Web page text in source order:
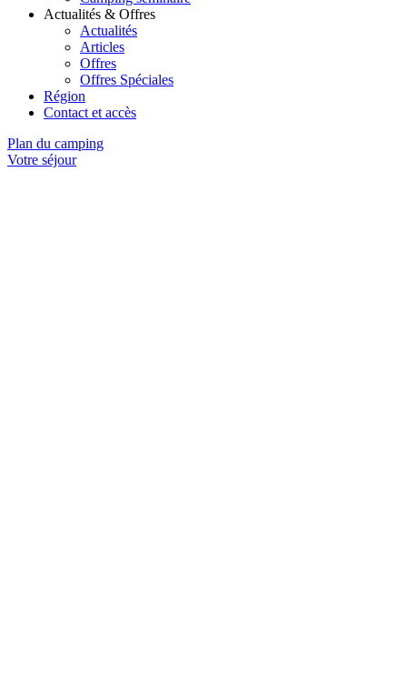
Actualités & Offres
Actualités
Articles
Offres
Offres Spéciales
Région
Contact et accès
Plan du camping
Votre séjour